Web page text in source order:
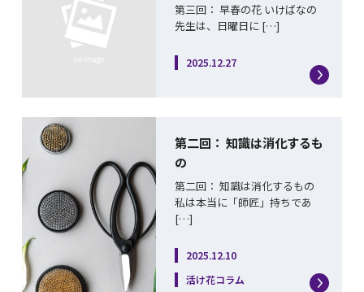
第三回： 早春の花 いけばなの
先生は、日曜日に […]
2025.12.27
第二回： 知識は消化するも
の
第二回： 知識は消化するもの
私は本当に「師匠」持ちであ
[…]
2025.12.10
活け花コラム